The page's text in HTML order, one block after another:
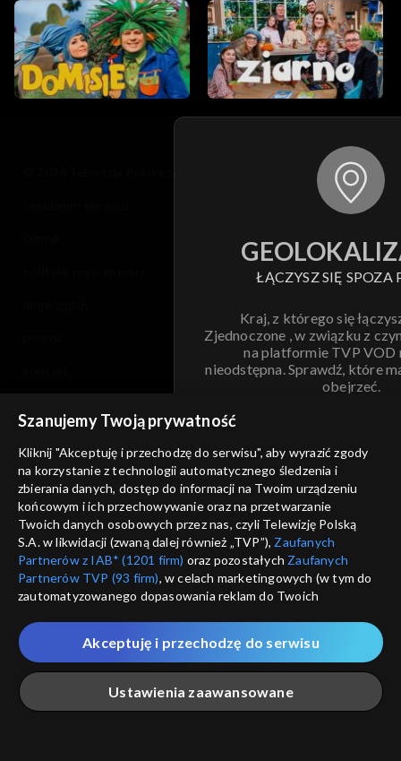
ŁĄCZYSZ SIĘ SPOZA
Kraj, z którego się
Zjednoczone , w związku z
na platformie TVP VOD
nieodstępna. Sprawdź, które
obejrzeć.
ANULUJ
informacje o dostawcy usług
Szanujemy Twoją prywatność
Kliknij "Akceptuję i przechodzę do serwisu", aby wyrazić zgody
na korzystanie z technologii automatycznego śledzenia i
zbierania danych, dostęp do informacji na Twoim urządzeniu
końcowym i ich przechowywanie oraz na przetwarzanie
Twoich danych osobowych przez nas, czyli Telewizję Polską
S.A. w likwidacji (zwaną dalej również „TVP”), Zaufanych
Partnerów z IAB* (1201 firm) oraz pozostałych Zaufanych
Partnerów TVP (93 firm), w celach marketingowych (w tym do
zautomatyzowanego dopasowania reklam do Twoich
które wskazujemy poniżej, a także zgody na udostępnianie
przez nas identyfikatora PPID do Google.
Twoje dane osobowe zbierane podczas odwiedzania przez
Ciebie naszych
poszczególnych serwisówzwanych dalej
„Portalem”, w tym informacje zapisywane za pomocą
Ustawienia zaawansowane
Akceptuję i przechodzę do serwisu